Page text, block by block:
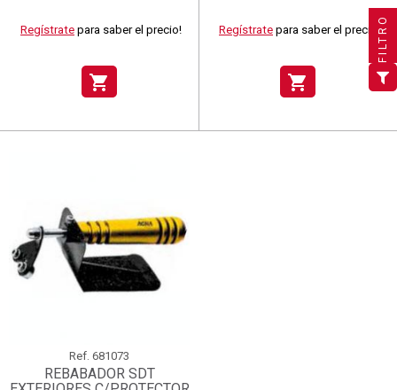
×
Cancelar Crear lista de deseos
((title)) ×
((cancelText)) (( actionText ))
((cancelText)) ((renameText))
Regístrate para saber el precio!
shopping_cart
Regístrate para saber el precio!
shopping_cart
Ref. 681073
REBABADOR SDT
FILTRO